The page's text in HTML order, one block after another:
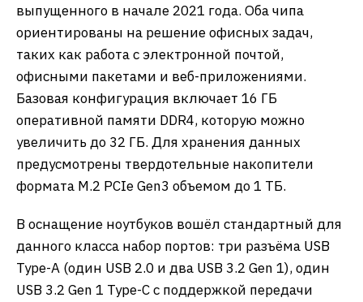
выпущенного в начале 2021 года. Оба чипа
ориентированы на решение офисных задач,
таких как работа с электронной почтой,
офисными пакетами и веб-приложениями.
Базовая конфигурация включает 16 ГБ
оперативной памяти DDR4, которую можно
увеличить до 32 ГБ. Для хранения данных
предусмотрены твердотельные накопители
формата M.2 PCIe Gen3 объемом до 1 ТБ.
В оснащение ноутбуков вошёл стандартный для
данного класса набор портов: три разъёма USB
Type-A (один USB 2.0 и два USB 3.2 Gen 1), один
USB 3.2 Gen 1 Type-C с поддержкой передачи